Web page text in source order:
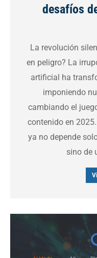
desafíos
La revolución
en peligro? La
artificial ha
imponiendo
cambiando el
contenido en
ya no depende
sino de